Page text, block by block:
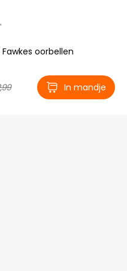
oorbellen
In mandje